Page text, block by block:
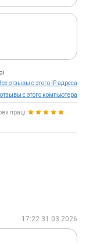
отзывы с этого IP адреса
отзывы с этого компьютера
праці:
17:22 31.03.2026